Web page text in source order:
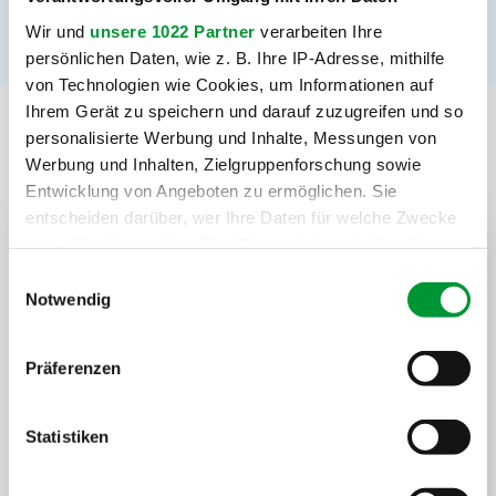
Wir und unsere 1022 Partner verarbeiten Ihre
persönlichen Daten, wie z. B. Ihre IP-Adresse, mithilfe
von Technologien wie Cookies, um Informationen auf
Ihrem Gerät zu speichern und darauf zuzugreifen und so
personalisierte Werbung und Inhalte, Messungen von
Werbung und Inhalten, Zielgruppenforschung sowie
Entwicklung von Angeboten zu ermöglichen. Sie
entscheiden darüber, wer Ihre Daten für welche Zwecke
Trigger Symbol ändern oder widerrufen
Informationen über Ihre geografische Lage erfassen,
Ihr Gerät durch aktives Scannen nach bestimmten
Erfahren Sie mehr darüber, wie Ihre persönlichen Daten
Notwendig
Präferenzen
Statistiken
Unsere weiteren Services: